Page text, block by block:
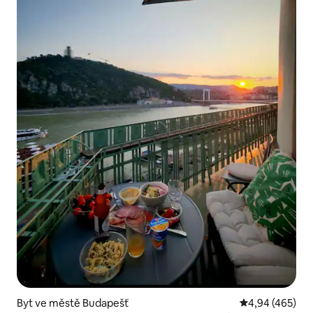
Byt ve městě Budapešť Průměrné
4,94 (465)